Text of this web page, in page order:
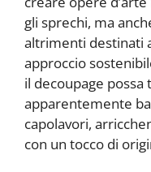
gli sprechi, ma
altrimenti destinati
approccio
il decoupage
apparentemente
capolavori,
con un tocco di